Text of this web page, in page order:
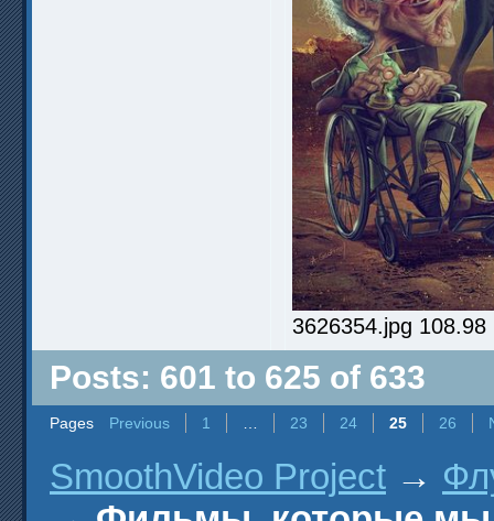
3626354.jpg
Posts: 601 to 625 of 633
Pages Previous 1 23 24 25 26
SmoothVideo Project →